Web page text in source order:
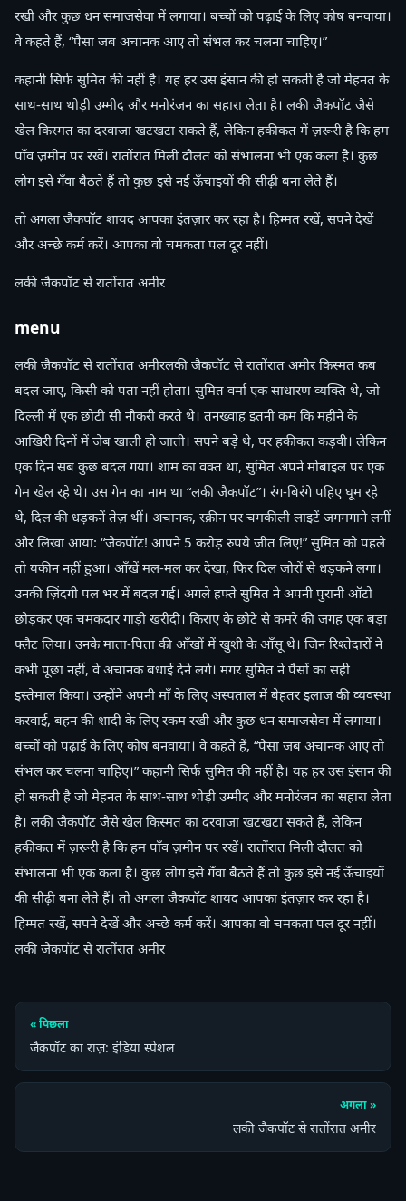
रखी और कुछ धन समाजसेवा में लगाया। बच्चों को पढ़ाई के लिए कोष बनवाया।
वे कहते हैं, “पैसा जब अचानक आए तो संभल कर चलना चाहिए।”
कहानी सिर्फ सुमित की नहीं है। यह हर उस इंसान की हो सकती है जो मेहनत के
साथ-साथ थोड़ी उम्मीद और मनोरंजन का सहारा लेता है। लकी जैकपॉट जैसे
खेल किस्मत का दरवाजा खटखटा सकते हैं, लेकिन हकीकत में ज़रूरी है कि हम
पाँव ज़मीन पर रखें। रातोंरात मिली दौलत को संभालना भी एक कला है। कुछ
लोग इसे गँवा बैठते हैं तो कुछ इसे नई ऊँचाइयों की सीढ़ी बना लेते हैं।
तो अगला जैकपॉट शायद आपका इंतज़ार कर रहा है। हिम्मत रखें, सपने देखें
और अच्छे कर्म करें। आपका वो चमकता पल दूर नहीं।
लकी जैकपॉट से रातोंरात अमीर
menu
लकी जैकपॉट से रातोंरात अमीरलकी जैकपॉट से रातोंरात अमीर किस्मत कब
बदल जाए, किसी को पता नहीं होता। सुमित वर्मा एक साधारण व्यक्ति थे, जो
दिल्ली में एक छोटी सी नौकरी करते थे। तनख्वाह इतनी कम कि महीने के
आखिरी दिनों में जेब खाली हो जाती। सपने बड़े थे, पर हकीकत कड़वी। लेकिन
एक दिन सब कुछ बदल गया। शाम का वक्त था, सुमित अपने मोबाइल पर एक
गेम खेल रहे थे। उस गेम का नाम था “लकी जैकपॉट”। रंग-बिरंगे पहिए घूम रहे
थे, दिल की धड़कनें तेज़ थीं। अचानक, स्क्रीन पर चमकीली लाइटें जगमगाने लगीं
और लिखा आया: “जैकपॉट! आपने 5 करोड़ रुपये जीत लिए!” सुमित को पहले
तो यकीन नहीं हुआ। आँखें मल-मल कर देखा, फिर दिल जोरों से धड़कने लगा।
उनकी ज़िंदगी पल भर में बदल गई। अगले हफ्ते सुमित ने अपनी पुरानी ऑटो
छोड़कर एक चमकदार गाड़ी खरीदी। किराए के छोटे से कमरे की जगह एक बड़ा
फ्लैट लिया। उनके माता-पिता की आँखों में खुशी के आँसू थे। जिन रिश्तेदारों ने
कभी पूछा नहीं, वे अचानक बधाई देने लगे। मगर सुमित ने पैसों का सही
इस्तेमाल किया। उन्होंने अपनी माँ के लिए अस्पताल में बेहतर इलाज की व्यवस्था
करवाई, बहन की शादी के लिए रकम रखी और कुछ धन समाजसेवा में लगाया।
बच्चों को पढ़ाई के लिए कोष बनवाया। वे कहते हैं, “पैसा जब अचानक आए तो
संभल कर चलना चाहिए।” कहानी सिर्फ सुमित की नहीं है। यह हर उस इंसान की
हो सकती है जो मेहनत के साथ-साथ थोड़ी उम्मीद और मनोरंजन का सहारा लेता
है। लकी जैकपॉट जैसे खेल किस्मत का दरवाजा खटखटा सकते हैं, लेकिन
हकीकत में ज़रूरी है कि हम पाँव ज़मीन पर रखें। रातोंरात मिली दौलत को
संभालना भी एक कला है। कुछ लोग इसे गँवा बैठते हैं तो कुछ इसे नई ऊँचाइयों
की सीढ़ी बना लेते हैं। तो अगला जैकपॉट शायद आपका इंतज़ार कर रहा है।
हिम्मत रखें, सपने देखें और अच्छे कर्म करें। आपका वो चमकता पल दूर नहीं।
लकी जैकपॉट से रातोंरात अमीर
« पिछला
जैकपॉट का राज़: इंडिया स्पेशल
अगला »
लकी जैकपॉट से रातोंरात अमीर